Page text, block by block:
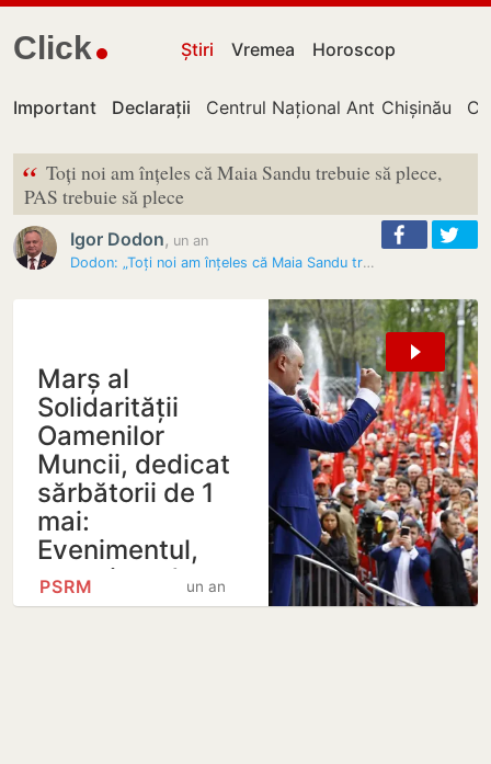
Click Știri Vremea Horoscop
Important Declarații Centrul Național Anticorupție
Chișinău
“ Toți noi am înțeles că Maia Sandu trebuie să plece,
PAS trebuie să plece
Igor Dodon, un an
Dodon: „Toți noi am înțeles că Maia Sandu trebuie să plece, PAS…
Marș al
Solidarității
Oamenilor
Muncii, dedicat
sărbătorii de 1
mai:
Evenimentul,
organizat de…
un an
PSRM